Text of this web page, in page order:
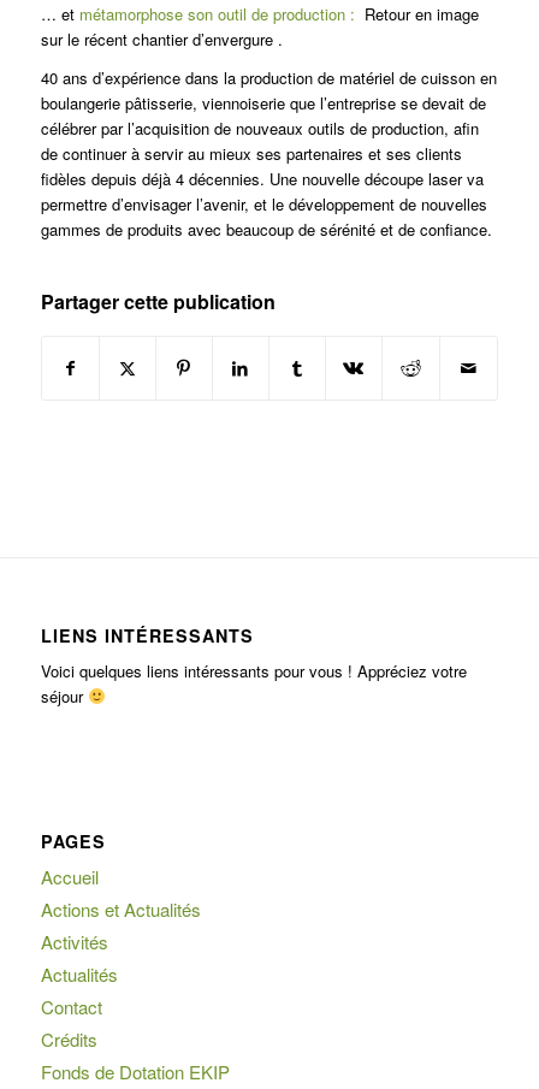
… etmétamorphose son outil de production : Retour en image
sur le récent chantier d’envergure .
40 ans d’expérience dans la production de matériel de cuisson en
boulangerie pâtisserie, viennoiserie que l’entreprise se devait de
célébrer par l’acquisition de nouveaux outils de production, afin
de continuer à servir au mieux ses partenaires et ses clients
fidèles depuis déjà 4 décennies. Une nouvelle découpe laser va
permettre d’envisager l’avenir, et le développement de nouvelles
gammes de produits avec beaucoup de sérénité et de confiance.
Partager cette publication
LIENS INTÉRESSANTS
Voici quelques liens intéressants pour vous ! Appréciez votre
séjour
PAGES
Accueil
Actions et Actualités
Activités
Actualités
Contact
Crédits
Fonds de Dotation EKIP